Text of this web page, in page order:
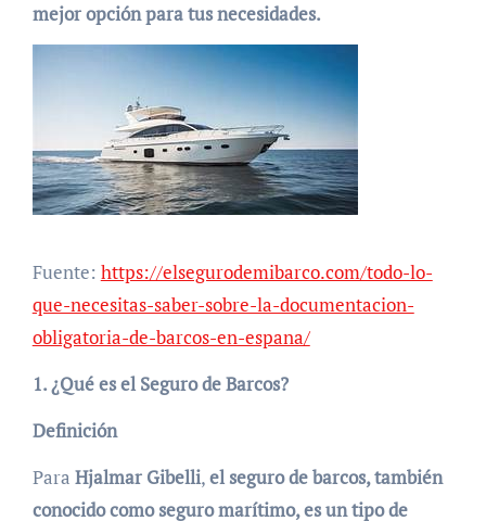
mejor opción para tus necesidades.
Fuente: https://elsegurodemibarco.com/todo-lo-
que-necesitas-saber-sobre-la-documentacion-
obligatoria-de-barcos-en-espana/
1. ¿Qué es el Seguro de Barcos?
Definición
Para Hjalmar Gibelli,el seguro de barcos, también
conocido como seguro marítimo, es un tipo de